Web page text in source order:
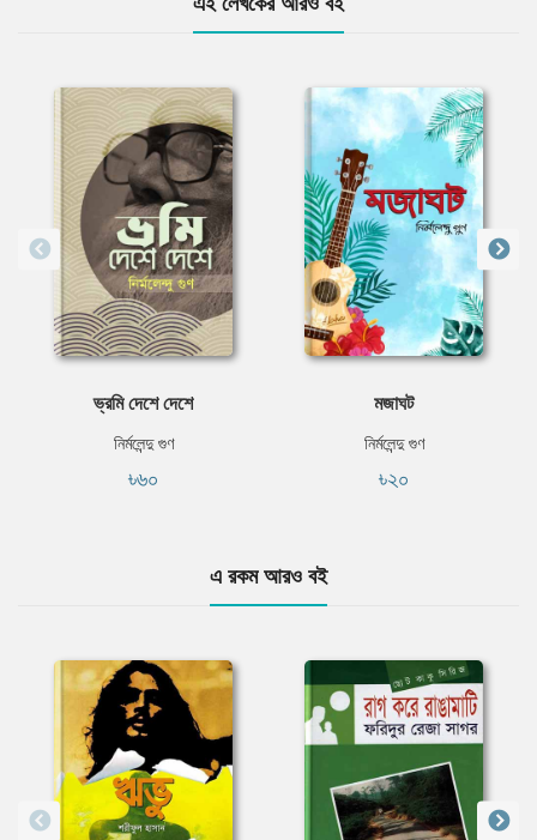
ভ্রমি দেশে দেশে
নির্মলেন্দু গুণ
৳৬০
মজাঘট
নির্মলেন্দু গুণ
৳২০
এ রকম আরও বই